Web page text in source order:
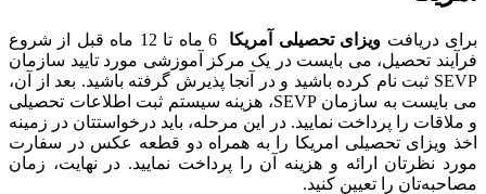
برای دریافت ویزای تحصیلی آمریکا
6 ماه تا 12 ماه قبل از شروع
فرآیند تحصیل، می بایست در یک مرکز آموزشی مورد تایید سازمان
SEVP ثبت نام کرده باشید و در آنجا پذیرش گرفته باشید. بعد از آن،
می بایست به سازمان SEVP، هزینه سیستم ثبت اطلاعات تحصیلی
و ملاقات را پرداخت نمایید. در این مرحله، باید درخواستتان در زمینه
اخذ ویزای تحصیلی امریکا را به همراه دو قطعه عکس در سفارت
مورد نظرتان ارائه و هزینه آن را پرداخت نمایید. در نهایت، زمان
مصاحبه‌تان را تعیین کنید.